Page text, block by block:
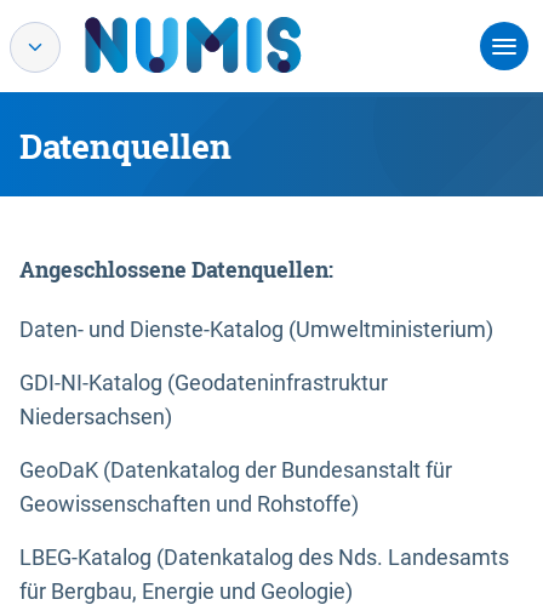
Datenquellen
Angeschlossene Datenquellen:
Daten- und Dienste-Katalog (Umweltministerium)
GDI-NI-Katalog (Geodateninfrastruktur
Niedersachsen)
GeoDaK (Datenkatalog der Bundesanstalt für
Geowissenschaften und Rohstoffe)
LBEG-Katalog (Datenkatalog des Nds. Landesamts
für Bergbau, Energie und Geologie)